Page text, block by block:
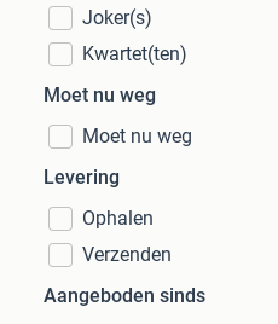
Joker(s)
Kwartet(ten)
Moet nu weg
Moet nu weg
Levering
Ophalen
Verzenden
Aangeboden sinds